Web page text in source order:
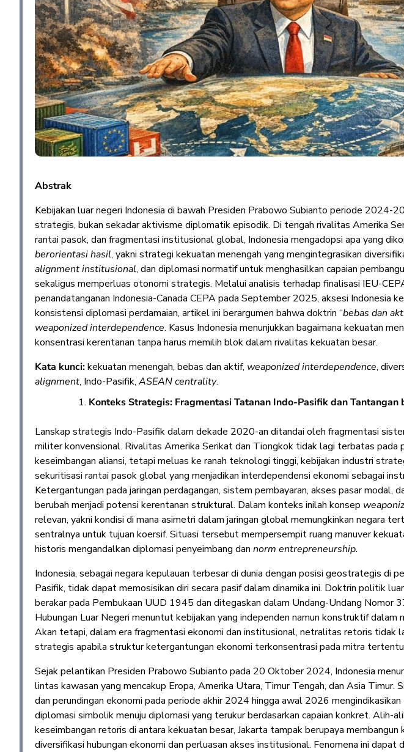
Abstrak
Kebijakan luar negeri Indonesia di bawah Presiden Prabowo Subianto periode 2024-
strategis, bukan sekadar aktivisme diplomatik episodik. Di tengah rivalitas Amerika
rantai pasok, dan fragmentasi institusional global, Indonesia mengadopsi apa yang
berorientasi hasil, yakni strategi kekuatan menengah yang mengintegrasikan
alignment institusional, dan diplomasi normatif untuk menghasilkan capaian
sekaligus memperluas otonomi strategis. Melalui analisis terhadap finalisasi IEU-
penandatanganan Indonesia-Canada CEPA pada September 2025, aksesi Indonesia
konsistensi diplomasi perdamaian, artikel ini berargumen bahwa doktrin “bebas dan
weaponized interdependence. Kasus Indonesia menunjukkan bagaimana kekuatan
konsentrasi kerentanan tanpa harus memilih blok dalam rivalitas kekuatan besar.
Kata kunci:kekuatan menengah, bebas dan aktif, weaponized interdependence,
alignment, Indo-Pasifik, ASEAN centrality.
Konteks Strategis: Fragmentasi Tatanan Indo-Pasifik dan Tantangan
Lanskap strategis Indo-Pasifik dalam dekade 2020-an ditandai oleh fragmentasi
militer konvensional. Rivalitas Amerika Serikat dan Tiongkok tidak lagi terbatas pada
keseimbangan aliansi, tetapi meluas ke ranah teknologi tinggi, kebijakan industri
sekuritisasi rantai pasok global yang menjadikan interdependensi ekonomi sebagai
Ketergantungan pada jaringan perdagangan, sistem pembayaran, akses pasar modal,
berubah menjadi potensi kerentanan struktural. Dalam konteks inilah konsep
relevan, yakni kondisi di mana asimetri dalam jaringan global memungkinkan negara
sentralnya untuk tujuan koersif. Situasi tersebut mempersempit ruang manuver
historis mengandalkan diplomasi penyeimbang dan norm entrepreneurship.
Indonesia, sebagai negara kepulauan terbesar di dunia dengan posisi geostrategis di
Pasifik, tidak dapat memosisikan diri secara pasif dalam dinamika ini. Doktrin politik
berakar pada Pembukaan UUD 1945 dan ditegaskan dalam Undang-Undang Nomor
Hubungan Luar Negeri menuntut kebijakan yang independen namun konstruktif dalam
Akan tetapi, dalam era fragmentasi ekonomi dan institusional, netralitas retoris tidak
strategis apabila struktur ketergantungan ekonomi terkonsentrasi pada mitra
Sejak pelantikan Presiden Prabowo Subianto pada 20 Oktober 2024, Indonesia
lintas kawasan yang mencakup Eropa, Amerika Utara, Timur Tengah, dan Asia Timur.
dan perundingan ekonomi pada periode akhir 2024 hingga awal 2026 mengindikasikan
diplomasi simbolik menuju diplomasi yang terukur berdasarkan capaian konkret. Alih-
keseimbangan retoris di antara kekuatan besar, Jakarta tampak berupaya
diversifikasi hubungan ekonomi dan perluasan akses institusional. Fenomena ini dapat